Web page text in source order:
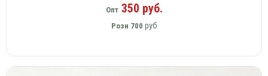
Опт350 руб.
Розн 700 руб